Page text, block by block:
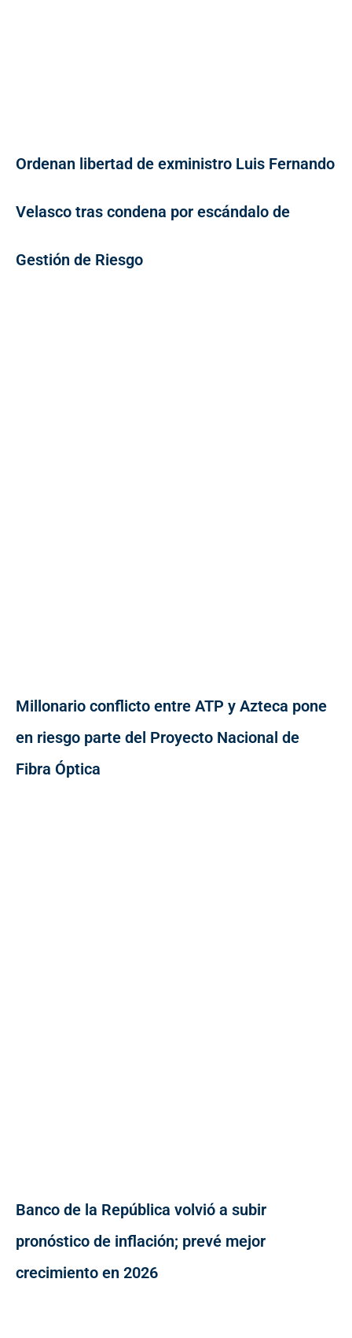
Ordenan libertad de exministro Luis Fernando
Velasco tras condena por escándalo de
Gestión de Riesgo
Millonario conflicto entre ATP y Azteca pone
en riesgo parte del Proyecto Nacional de
Fibra Óptica
Banco de la República volvió a subir
pronóstico de inflación; prevé mejor
crecimiento en 2026